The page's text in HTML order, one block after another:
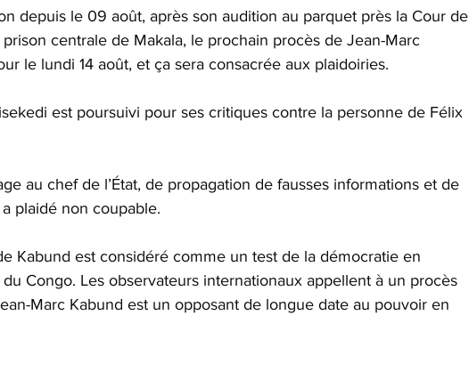
depuis le 09 août, après son audition au parquet près la Cour de
centrale de Makala, le prochain procès de Jean-Marc
le lundi 14 août, et ça sera consacrée aux plaidoiries.
est poursuivi pour ses critiques contre la personne de Félix
au chef de l’État, de propagation de fausses informations et de
plaidé non coupable.
Kabund est considéré comme un test de la démocratie en
Congo. Les observateurs internationaux appellent à un procès
Marc Kabund est un opposant de longue date au pouvoir en